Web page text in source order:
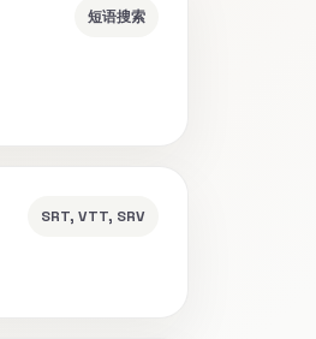
短语搜索
SRT, VTT, SRV